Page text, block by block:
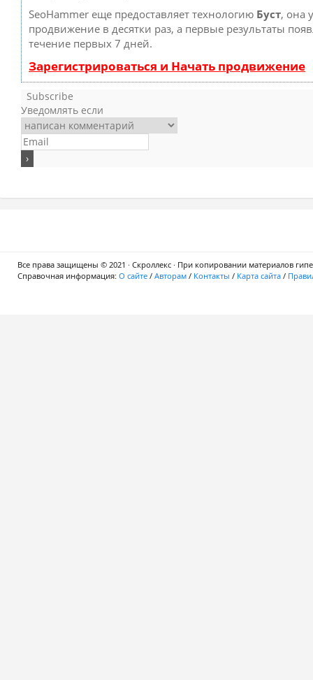
SeoHammer еще предоставляет технологию Буст, она
продвижение в десятки раз, а первые результаты
течение первых 7 дней.
Зарегистрироваться и Начать продвижение
Subscribe
Уведомлять если
Все права защищены © 2021 · Скроллекс · При копировании материалов
Справочная информация: О сайте / Авторам / Контакты / Карта сайта /